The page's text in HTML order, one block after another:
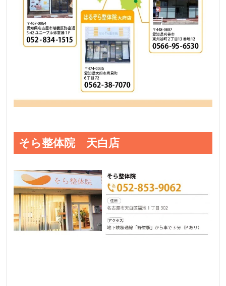
そら整体院 天白店